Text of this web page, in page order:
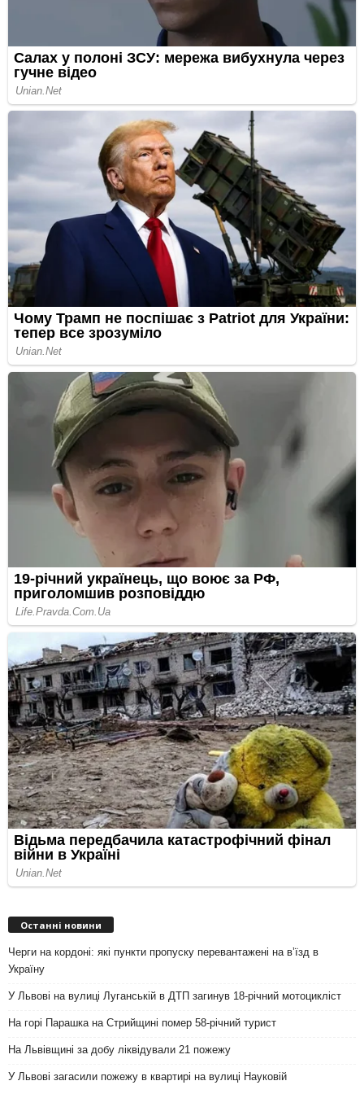
Останні новини
Черги на кордоні: які пункти пропуску перевантажені на вʼїзд в
Україну
У Львові на вулиці Луганській в ДТП загинув 18-річний мотоцикліст
На горі Парашка на Стрийщині помер 58-річний турист
На Львівщині за добу ліквідували 21 пожежу
У Львові загасили пожежу в квартирі на вулиці Науковій